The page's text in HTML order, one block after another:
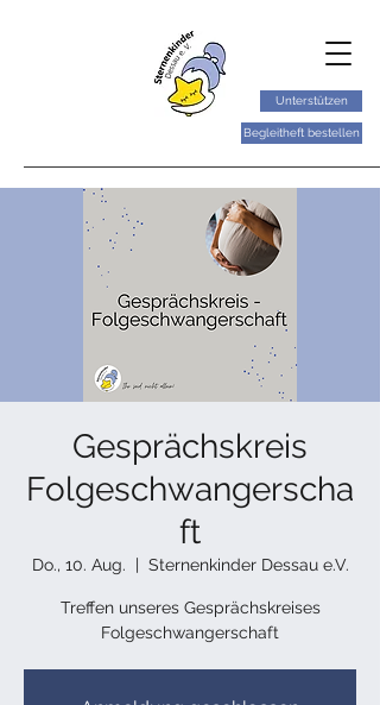
Unterstützen
Begleitheft bestellen
Gesprächskreis
Folgeschwangerscha
ft
Do., 10. Aug.
  |
Sternenkinder Dessau e.V.
Treffen unseres Gesprächskreises
Folgeschwangerschaft